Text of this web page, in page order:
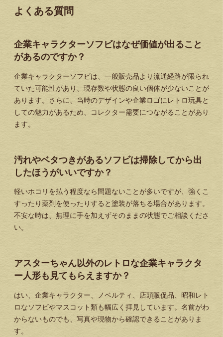
よくある質問
企業キャラクターソフビはなぜ価値が出ること
があるのですか？
企業キャラクターソフビは、一般販売品より流通経路が限られ
ていた可能性があり、現存数や状態の良い個体が少ないことが
あります。さらに、当時のデザインや企業ロゴにレトロ玩具と
しての魅力があるため、コレクター需要につながることがあり
ます。
汚れやベタつきがあるソフビは掃除してから出
したほうがいいですか？
軽いホコリを払う程度なら問題ないことが多いですが、強くこ
すったり薬剤を使ったりすると塗装が落ちる場合があります。
不安な時は、無理に手を加えずそのままの状態でご相談くださ
い。
アスターちゃん以外のレトロな企業キャラクタ
ー人形も見てもらえますか？
はい、企業キャラクター、ノベルティ、店頭販促品、昭和レト
ロなソフビやマスコット類も幅広く拝見しています。名前がわ
からないものでも、写真や現物から確認できることがありま
す。